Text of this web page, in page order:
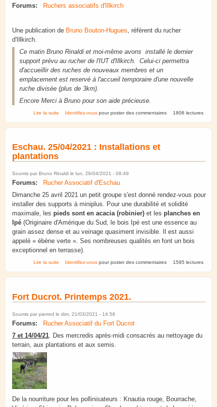
Forums: Ruchers associatifs d'Illkirch
Une publication de Bruno Bouton-Hugues , référent du rucher
d'Illkirch.
Ce matin Bruno Rinaldi et moi-même avons installé le dernier
support prévu au rucher de l'IUT d'Illkirch. Celui-ci permettra
d'accueillir des ruches de nouveaux membres et un
emplacement est reservé à l'accueil temporaire d'une nouvelle
ruche divisée (plus de 3km).
Encore Merci à Bruno pour son aide précieuse.
Lire la suite de Avril 2021. Un nouveau support au rucher de l’IUT d’Illkirch
Identifiez-vous pour poster des commentaires 1806 lectures
Eschau. 25/04/2021 : Installations et
plantations
Soumis par Bruno Rinaldi le lun, 26/04/2021 - 08:49
Forums:
Rucher Associatif d'Eschau
Dimanche 25 avril 2021 un petit groupe s'est donné rendez-vous pour
installer des supports à miniplus. Pour une durabilité et solidité
maximale, les pieds sont en acacia (robinier) et les planches en
Ipé (Originaire d'Amérique du Sud, le bois Ipé est une essence au
grain assez dense et au veinage quasiment invisible. Il est aussi
appelé « ébène verte ». Ses nombreuses qualités en font un bois
exceptionnel en terrasse).
Lire la suite de Eschau. 25/04/2021 : Installations et plantations
Identifiez-vous pour poster des commentaires 1595 lectures
Fort Ducrot. Printemps 2021.
Soumis par pierred le dim, 21/03/2021 - 14:56
Forums:
Rucher Associatif du Fort Ducrot
7 et 14/04/21. Des mercredis après-midi consacrés au nettoyage du
terrain, aux plantations et aux semis.
De la nourriture pour les pollinisateurs : Knautia rouge, Bourrache,